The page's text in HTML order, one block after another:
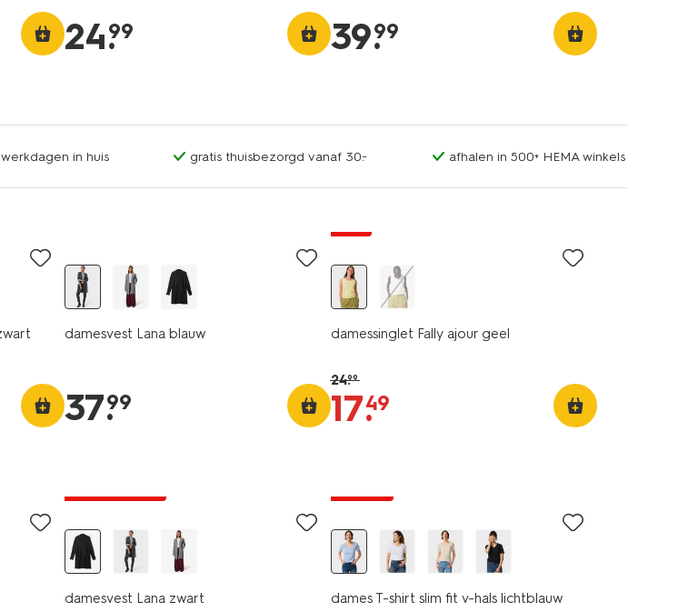
24.
99 39.
99
in huis gratis thuisbezorgd vanaf 30.- afhalen in 500+ HEMA winkels
damesvest Lana blauw
37.
99
damessinglet Fally ajour geel
24.99
17.
49
damesvest Lana zwart dames T-shirt slim fit v-hals lichtblauw